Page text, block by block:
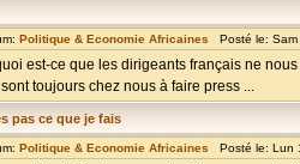
Politique & Economie Africaines Posté le:
est-ce que les dirigeants français ne
sont toujours chez nous à faire press ...
pas ce que je fais
Politique & Economie Africaines Posté le: Lun